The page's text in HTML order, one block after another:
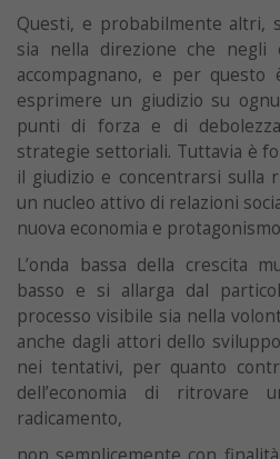
Questi, e probabilmente altri,
sia nella direzione che negli
accompagnano, e per
esprimere un giudizio su
punti di forza e di
strategie settoriali. Tuttavia è
il giudizio e concentrarsi sulla
un nucleo attivo di relazioni
nuova economia e
L’onda bassa della crescita
basso e si allarga dal
processo visibile sia nella
anche dagli attori dello
nei tentativi, per quanto
dell’economia di ritrovare
radicamento,